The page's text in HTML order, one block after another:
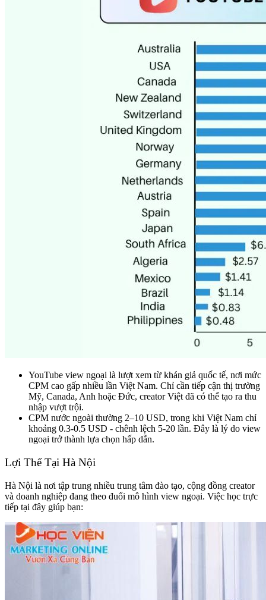
YouTube view ngoại là lượt xem từ khán giả quốc tế, nơi mức
CPM cao gấp nhiều lần Việt Nam. Chỉ cần tiếp cận thị trường
Mỹ, Canada, Anh hoặc Đức, creator Việt đã có thể tạo ra thu
nhập vượt trội.
CPM nước ngoài thường 2–10 USD, trong khi Việt Nam chỉ
khoảng 0.3-0.5 USD - chênh lệch 5-20 lần. Đây là lý do view
ngoại trở thành lựa chọn hấp dẫn.
Lợi Thế Tại Hà Nội
Hà Nội là nơi tập trung nhiều trung tâm đào tạo, cộng đồng creator
và doanh nghiệp đang theo đuổi mô hình view ngoại. Việc học trực
tiếp tại đây giúp bạn: